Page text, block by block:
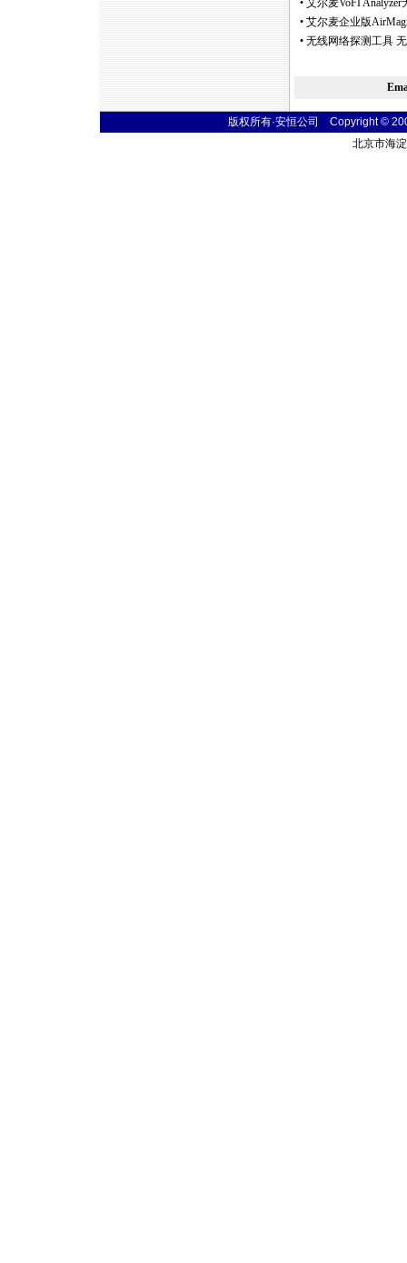
• 艾尔麦VoFI
• 艾尔麦企业版
• 无线网络探测工具
版权所有·安恒公司 Copyright ©
北京市海